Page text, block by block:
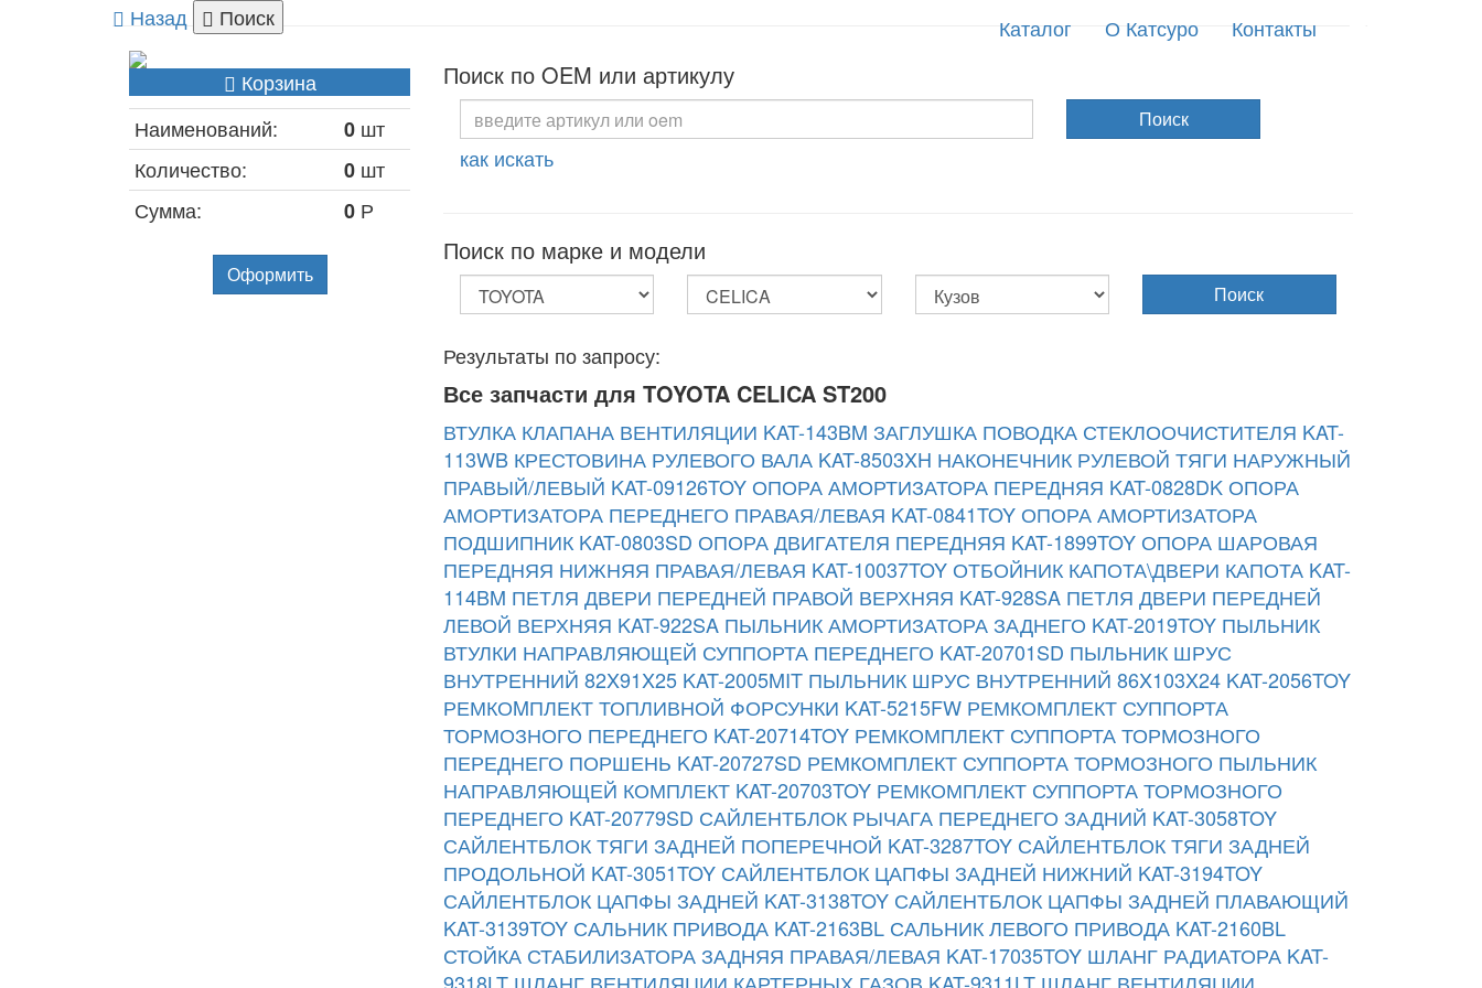
Назад Поиск Каталог О Катсуро
Контакты
Корзина
Наименований:
0 шт
Количество:
0 шт
Сумма:
0 Р
Оформить
Поиск по OEM или артикулу
как искать
Поиск
Поиск по марке и модели
Поиск
Результаты по запросу:
Все запчасти для TOYOTA CELICA ST200
ВТУЛКА КЛАПАНА ВЕНТИЛЯЦИИ KAT-143BM ЗАГЛУШКА ПОВОДКА СТЕКЛООЧИСТИТЕЛЯ KAT-
113WB КРЕСТОВИНА РУЛЕВОГО ВАЛА KAT-8503XH НАКОНЕЧНИК РУЛЕВОЙ ТЯГИ НАРУЖНЫЙ
ПРАВЫЙ/ЛЕВЫЙ KAT-09126TOY ОПОРА АМОРТИЗАТОРА ПЕРЕДНЯЯ KAT-0828DK ОПОРА
АМОРТИЗАТОРА ПЕРЕДНЕГО ПРАВАЯ/ЛЕВАЯ KAT-0841TOY ОПОРА АМОРТИЗАТОРА
ПОДШИПНИК KAT-0803SD ОПОРА ДВИГАТЕЛЯ ПЕРЕДНЯЯ KAT-1899TOY ОПОРА ШАРОВАЯ
ПЕРЕДНЯЯ НИЖНЯЯ ПРАВАЯ/ЛЕВАЯ KAT-10037TOY ОТБОЙНИК КАПОТА\ДВЕРИ КАПОТА KAT-
114BM ПЕТЛЯ ДВЕРИ ПЕРЕДНЕЙ ПРАВОЙ ВЕРХНЯЯ KAT-928SA ПЕТЛЯ ДВЕРИ ПЕРЕДНЕЙ
ЛЕВОЙ ВЕРХНЯЯ KAT-922SA ПЫЛЬНИК АМОРТИЗАТОРА ЗАДНЕГО KAT-2019TOY ПЫЛЬНИК
ВТУЛКИ НАПРАВЛЯЮЩЕЙ СУППОРТА ПЕРЕДНЕГО KAT-20701SD ПЫЛЬНИК ШРУС
ВНУТРЕННИЙ 82X91X25 KAT-2005MIT ПЫЛЬНИК ШРУС ВНУТРЕННИЙ 86X103X24 KAT-2056TOY
РЕМКОMПЛЕКТ ТОПЛИВНОЙ ФОРСУНКИ KAT-5215FW РЕМКОМПЛЕКТ СУППОРТА
ТОРМОЗНОГО ПЕРЕДНЕГО KAT-20714TOY РЕМКОМПЛЕКТ СУППОРТА ТОРМОЗНОГО
ПЕРЕДНЕГО ПОРШЕНЬ KAT-20727SD РЕМКОМПЛЕКТ СУППОРТА ТОРМОЗНОГО ПЫЛЬНИК
НАПРАВЛЯЮЩЕЙ КОМПЛЕКТ KAT-20703TOY РЕМКОМПЛЕКТ СУППОРТА ТОРМОЗНОГО
ПЕРЕДНЕГО KAT-20779SD САЙЛЕНТБЛОК РЫЧАГА ПЕРЕДНЕГО ЗАДНИЙ KAT-3058TOY
САЙЛЕНТБЛОК ТЯГИ ЗАДНЕЙ ПОПЕРЕЧНОЙ KAT-3287TOY САЙЛЕНТБЛОК ТЯГИ ЗАДНЕЙ
ПРОДОЛЬНОЙ KAT-3051TOY САЙЛЕНТБЛОК ЦАПФЫ ЗАДНЕЙ НИЖНИЙ KAT-3194TOY
САЙЛЕНТБЛОК ЦАПФЫ ЗАДНЕЙ KAT-3138TOY САЙЛЕНТБЛОК ЦАПФЫ ЗАДНЕЙ ПЛАВАЮЩИЙ
KAT-3139TOY САЛЬНИК ПРИВОДА KAT-2163BL САЛЬНИК ЛЕВОГО ПРИВОДА KAT-2160BL
СТОЙКА СТАБИЛИЗАТОРА ЗАДНЯЯ ПРАВАЯ/ЛЕВАЯ KAT-17035TOY ШЛАНГ РАДИАТОРА KAT-